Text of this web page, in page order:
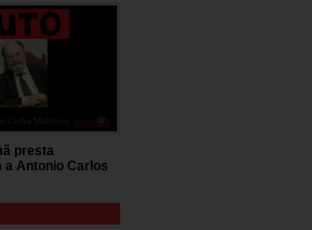
presta
a Antonio Carlos